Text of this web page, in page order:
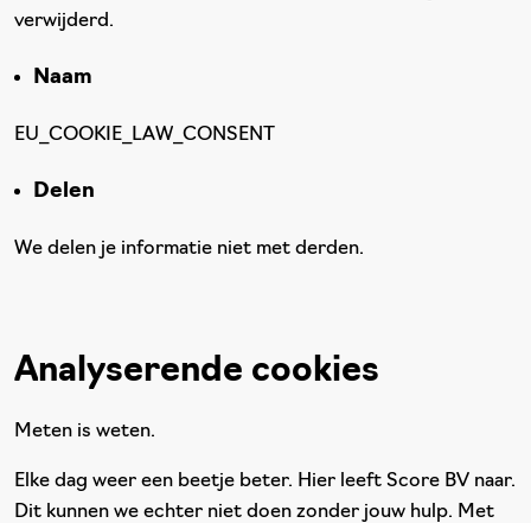
verwijderd.
Naam
EU_COOKIE_LAW_CONSENT
Delen
We delen je informatie niet met derden.
Analyserende cookies
Meten is weten.
Elke dag weer een beetje beter. Hier leeft Score BV naar.
Dit kunnen we echter niet doen zonder jouw hulp. Met